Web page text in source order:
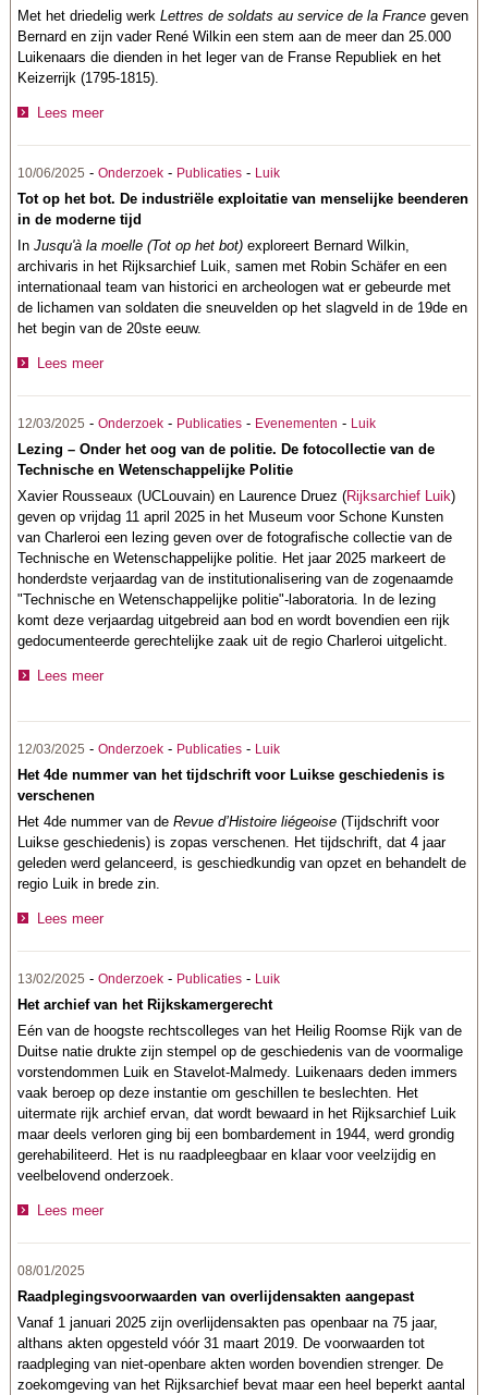
Met het driedelig werkLettres de soldats au service de la France geven
Bernard en zijn vader René Wilkin een stem aan de meer dan 25.000
Luikenaars die dienden in het leger van de Franse Republiek en het
Keizerrijk (1795-1815).
Lees meer
10/06/2025 -Onderzoek - Publicaties - Luik
Tot op het bot. De industriële exploitatie van menselijke beenderen
in de moderne tijd
InJusqu'à la moelle (Tot op het bot) exploreert Bernard Wilkin,
archivaris in het Rijksarchief Luik, samen met Robin Schäfer en een
internationaal team van historici en archeologen wat er gebeurde met
de lichamen van soldaten die sneuvelden op het slagveld in de 19de en
het begin van de 20ste eeuw.
Lees meer
12/03/2025 -Onderzoek - Publicaties - Evenementen - Luik
Lezing – Onder het oog van de politie. De fotocollectie van de
Technische en Wetenschappelijke Politie
Xavier Rousseaux (UCLouvain) en Laurence Druez (Rijksarchief Luik)
geven op vrijdag 11 april 2025 in het Museum voor Schone Kunsten
van Charleroi een lezing geven over de fotografische collectie van de
Technische en Wetenschappelijke politie. Het jaar 2025 markeert de
honderdste verjaardag van de institutionalisering van de zogenaamde
"Technische en Wetenschappelijke politie"-laboratoria. In de lezing
komt deze verjaardag uitgebreid aan bod en wordt bovendien een rijk
gedocumenteerde gerechtelijke zaak uit de regio Charleroi uitgelicht.
Lees meer
12/03/2025 -Onderzoek - Publicaties - Luik
Het 4de nummer van het tijdschrift voor Luikse geschiedenis is
verschenen
Het 4de nummer van deRevue d’Histoire liégeoise (Tijdschrift voor
Luikse geschiedenis) is zopas verschenen. Het tijdschrift, dat 4 jaar
geleden werd gelanceerd, is geschiedkundig van opzet en behandelt de
regio Luik in brede zin.
Lees meer
13/02/2025 -Onderzoek - Publicaties - Luik
Het archief van het Rijkskamergerecht
Eén van de hoogste rechtscolleges van het Heilig Roomse Rijk van de
Duitse natie drukte zijn stempel op de geschiedenis van de voormalige
vorstendommen Luik en Stavelot-Malmedy. Luikenaars deden immers
vaak beroep op deze instantie om geschillen te beslechten. Het
uitermate rijk archief ervan, dat wordt bewaard in het Rijksarchief Luik
maar deels verloren ging bij een bombardement in 1944, werd grondig
gerehabiliteerd. Het is nu raadpleegbaar en klaar voor veelzijdig en
veelbelovend onderzoek.
Lees meer
08/01/2025
Raadplegingsvoorwaarden van overlijdensakten aangepast
Vanaf 1 januari 2025 zijn overlijdensakten pas openbaar na 75 jaar,
althans akten opgesteld vóór 31 maart 2019. De voorwaarden tot
raadpleging van niet-openbare akten worden bovendien strenger. De
zoekomgeving van het Rijksarchief bevat maar een heel beperkt aantal